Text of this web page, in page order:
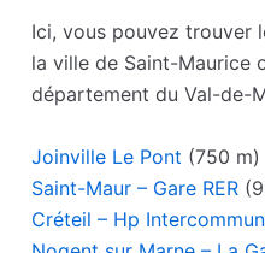
Ici, vous pouvez trouver
la ville de Saint-Maurice
département du Val-de-
Joinville Le Pont (750 m)
Saint-Maur – Gare RER
Créteil – Hp